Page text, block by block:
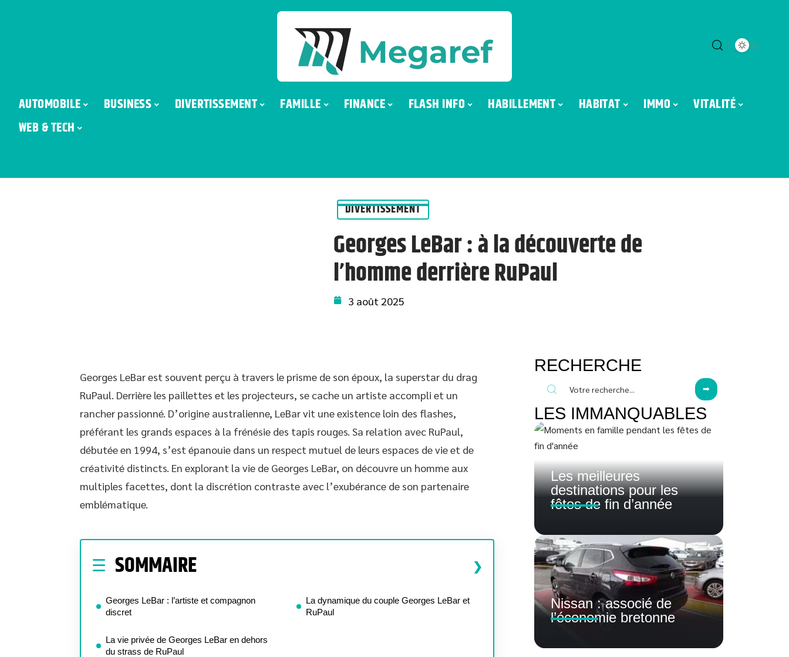
AUTOMOBILE BUSINESS DIVERTISSEMENT FAMILLE FINANCE FLASH INFO HABILLEMENT HABITAT IMMO
VITALITÉ
WEB & TECH
DIVERTISSEMENT
Georges LeBar : à la découverte de
l’homme derrière RuPaul
3 août 2025
Georges LeBar est souvent perçu à travers le prisme de son époux, la superstar du drag
RuPaul. Derrière les paillettes et les projecteurs, se cache un artiste accompli et un
rancher passionné. D’origine australienne, LeBar vit une existence loin des flashes,
préférant les grands espaces à la frénésie des tapis rouges. Sa relation avec RuPaul,
débutée en 1994, s’est épanouie dans un respect mutuel de leurs espaces de vie et de
créativité distincts. En explorant la vie de Georges LeBar, on découvre un homme aux
multiples facettes, dont la discrétion contraste avec l’exubérance de son partenaire
emblématique.
SOMMAIRE
Georges LeBar : l’artiste et compagnon
discret
La vie privée de Georges LeBar en dehors
du strass de RuPaul
La dynamique du couple Georges LeBar et
RuPaul
RECHERCHE
LES IMMANQUABLES
Les meilleures
destinations pour les
fêtes de fin d’année
Nissan : associé de
l’économie bretonne